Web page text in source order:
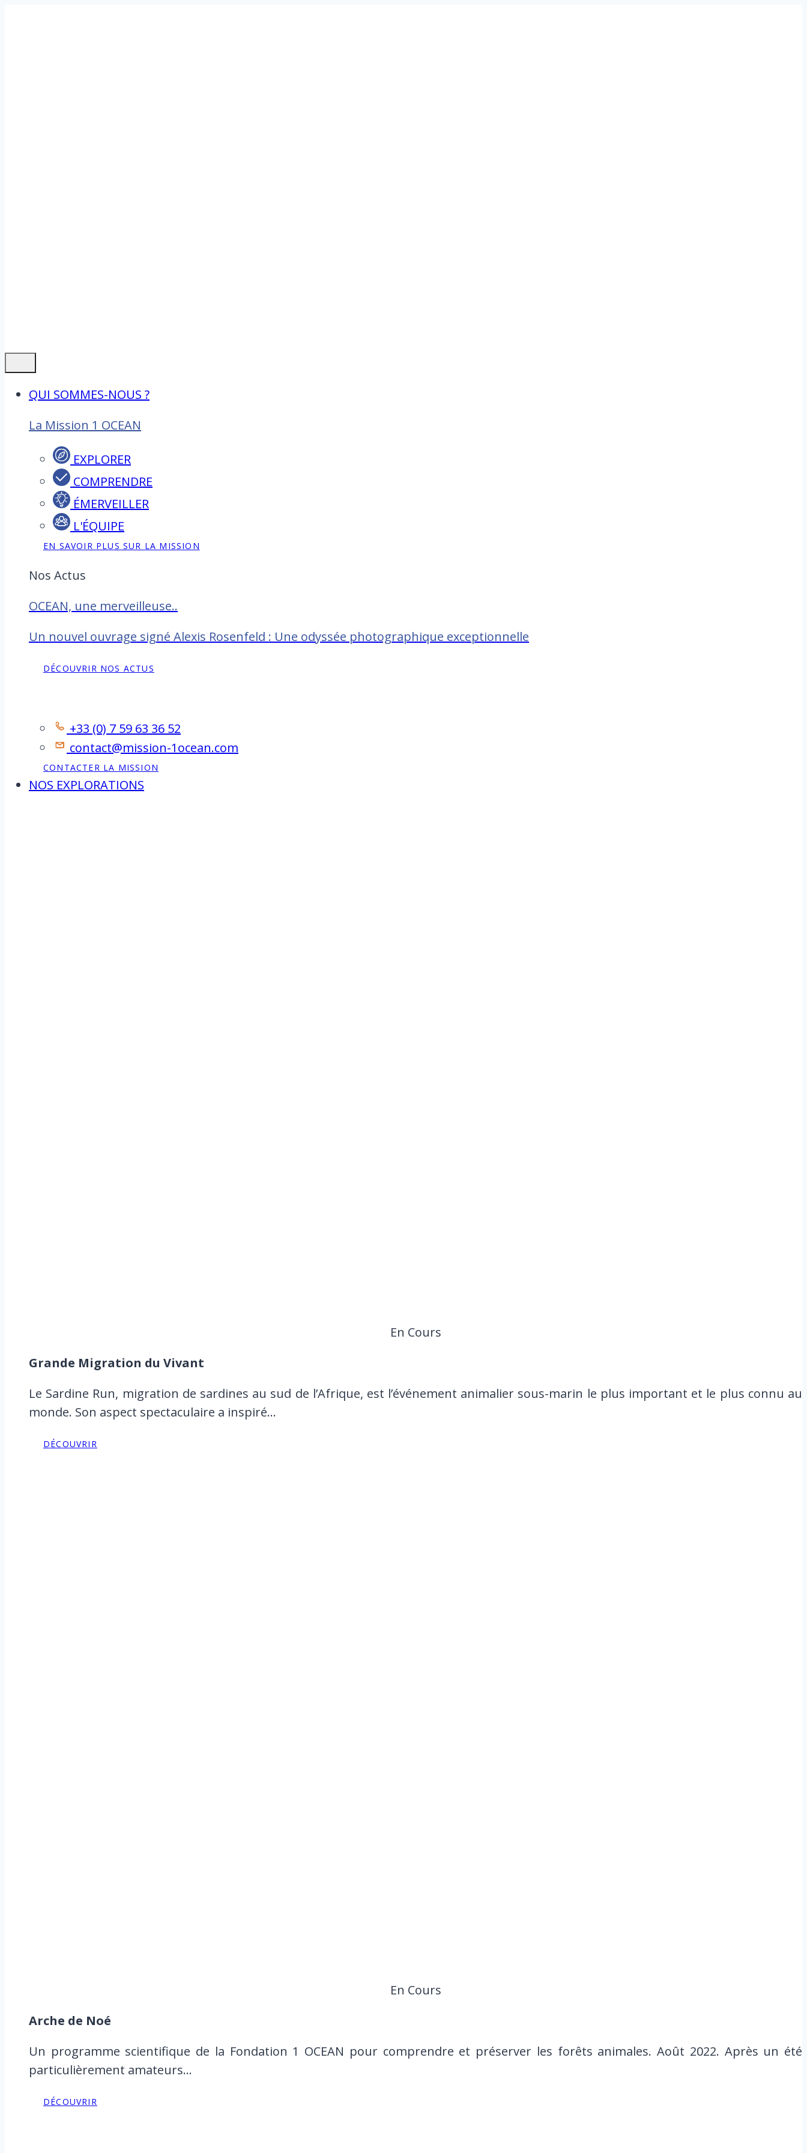
QUI SOMMES-NOUS ?
La Mission 1 OCEAN
EXPLORER
COMPRENDRE
ÉMERVEILLER
L'ÉQUIPE
EN SAVOIR PLUS SUR LA MISSION
Nos Actus
OCEAN, une merveilleuse..
Un nouvel ouvrage signé Alexis Rosenfeld : Une odyssée photographique exceptionnelle
DÉCOUVRIR NOS ACTUS
+33 (0) 7 59 63 36 52
contact@mission-1ocean.com
CONTACTER LA MISSION
NOS EXPLORATIONS
En Cours
Grande Migration du Vivant
Le Sardine Run, migration de sardines au sud de l’Afrique, est l’événement animalier sous-marin le plus important et le plus connu au
monde. Son aspect spectaculaire a inspiré…
DÉCOUVRIR
En Cours
Arche de Noé
Un programme scientifique de la Fondation 1 OCEAN pour comprendre et préserver les forêts animales. Août 2022. Après un été
particulièrement amateurs…
DÉCOUVRIR